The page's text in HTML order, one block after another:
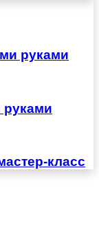
руками
руками
класс